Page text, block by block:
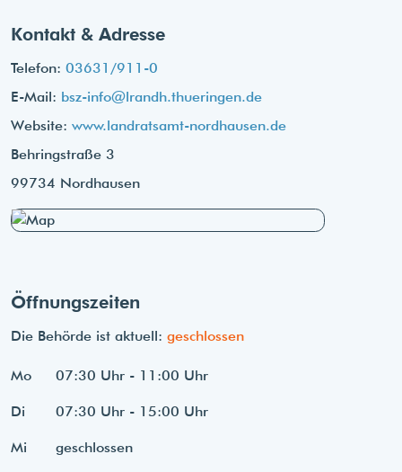
Kontakt & Adresse
Telefon: 03631/911-0
E-Mail: bsz-info@lrandh.thueringen.de
Website: www.landratsamt-nordhausen.de
Behringstraße 3
99734 Nordhausen
Öffnungszeiten
Die Behörde ist aktuell: geschlossen
Mo 07:30 Uhr - 11:00 Uhr
Di 07:30 Uhr - 15:00 Uhr
Mi geschlossen